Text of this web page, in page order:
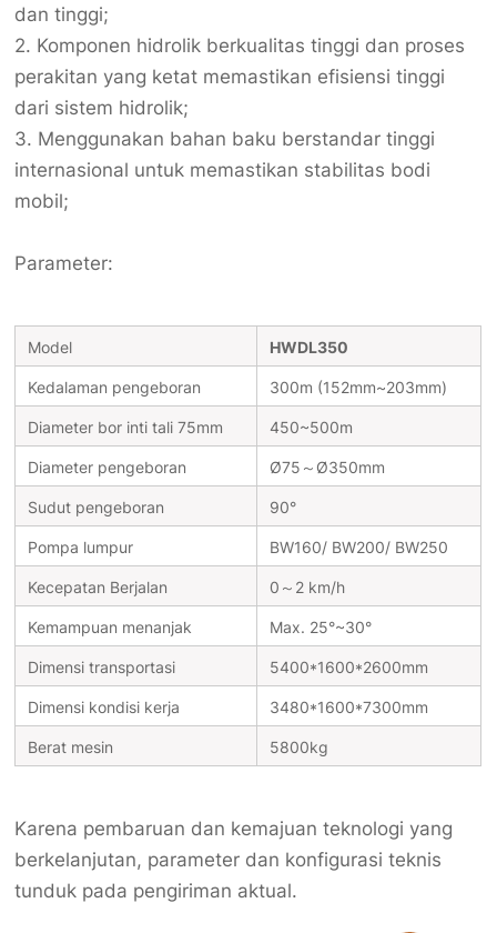
dan tinggi;
2. Komponen hidrolik berkualitas tinggi dan proses
perakitan yang ketat memastikan efisiensi tinggi
dari sistem hidrolik;
3. Menggunakan bahan baku berstandar tinggi
internasional untuk memastikan stabilitas bodi
mobil;
Parameter:
Model HWDL350
Kedalaman pengeboran 300m (152mm~203mm)
Diameter bor inti tali 75mm 450~500m
Diameter pengeboran Ø75～Ø350mm
Sudut pengeboran 90°
Pompa lumpur BW160/ BW200/ BW250
Kecepatan Berjalan 0～2 km/h
Kemampuan menanjak Max. 25°~30°
Dimensi transportasi 5400*1600*2600mm
Dimensi kondisi kerja 3480*1600*7300mm
Berat mesin 5800kg
Karena pembaruan dan kemajuan teknologi yang
berkelanjutan, parameter dan konfigurasi teknis
tunduk pada pengiriman aktual.